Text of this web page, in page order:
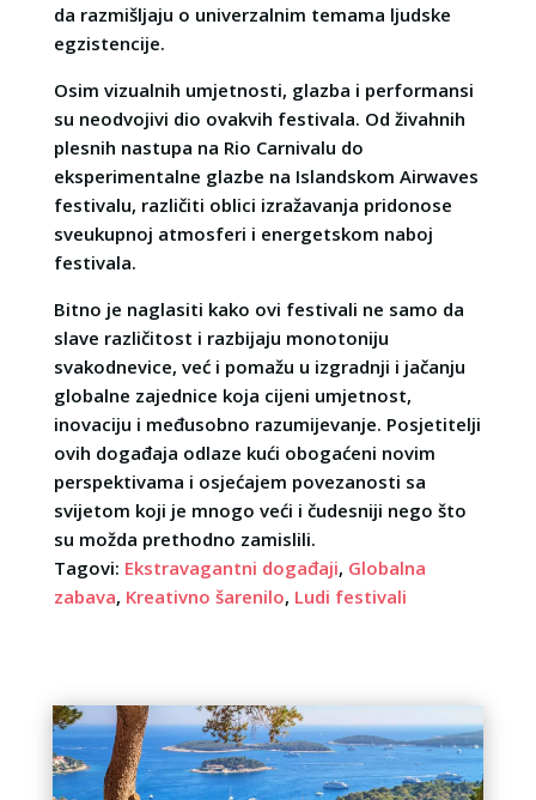
da razmišljaju o univerzalnim temama ljudske
egzistencije.
Osim vizualnih umjetnosti, glazba i performansi
su neodvojivi dio ovakvih festivala. Od živahnih
plesnih nastupa na Rio Carnivalu do
eksperimentalne glazbe na Islandskom Airwaves
festivalu, različiti oblici izražavanja pridonose
sveukupnoj atmosferi i energetskom naboj
festivala.
Bitno je naglasiti kako ovi festivali ne samo da
slave različitost i razbijaju monotoniju
svakodnevice, već i pomažu u izgradnji i jačanju
globalne zajednice koja cijeni umjetnost,
inovaciju i međusobno razumijevanje. Posjetitelji
ovih događaja odlaze kući obogaćeni novim
perspektivama i osjećajem povezanosti sa
svijetom koji je mnogo veći i čudesniji nego što
su možda prethodno zamislili.
Tagovi: Ekstravagantni događaji, Globalna
zabava, Kreativno šarenilo, Ludi festivali